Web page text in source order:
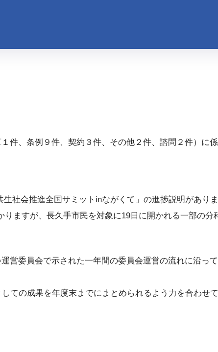
件、条例９件、契約３件、その他２件、諮問２件）に係
社会推進全国サミットinながくて」の進捗説明がありま
ますが、長久手市民を対象に19日に開かれる一部の
営委員会で示された一年間の委員会運営の流れに沿っ
ての成果を年度末までにまとめられるよう力を合わせ